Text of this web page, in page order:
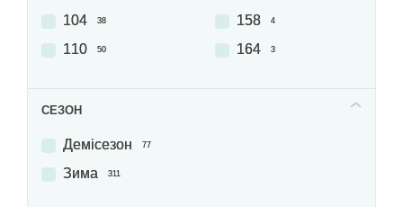
104 38
110 50
158 4
164 3
СЕЗОН
Демісезон 77
Зима 311